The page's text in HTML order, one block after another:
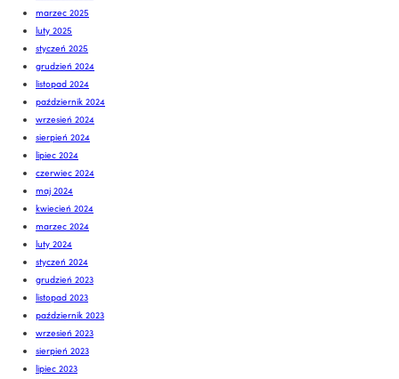
marzec 2025
luty 2025
styczeń 2025
grudzień 2024
listopad 2024
październik 2024
wrzesień 2024
sierpień 2024
lipiec 2024
czerwiec 2024
maj 2024
kwiecień 2024
marzec 2024
luty 2024
styczeń 2024
grudzień 2023
listopad 2023
październik 2023
wrzesień 2023
sierpień 2023
lipiec 2023